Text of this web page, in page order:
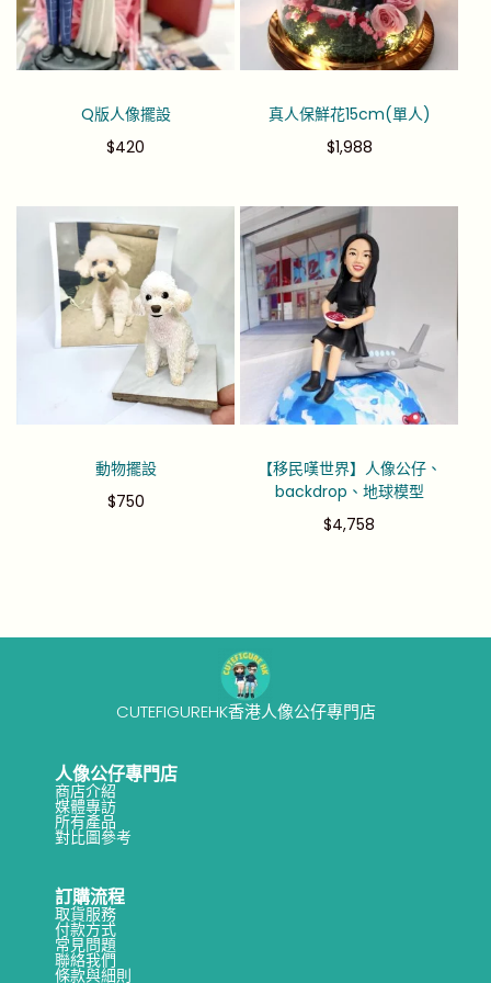
Q版人像擺設
$420
真人保鮮花15cm(單人)
$1,988
動物擺設
$750
【移民嘆世界】人像公仔、
backdrop、地球模型
$4,758
CUTEFIGUREHK香港人像公仔專門店
人像公仔專門店
商店介紹
媒體專訪
所有產品
對比圖參考
訂購流程
取貨服務
付款方式
常見問題
聯絡我們
條款與細則